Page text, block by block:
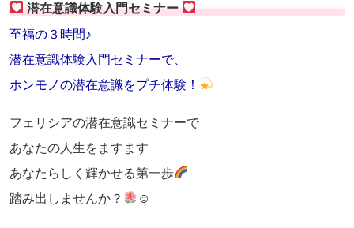
潜在意識体験入門セミナー
至福の３時間♪
潜在意識体験入門セミナーで、
ホンモノの潜在意識をプチ体験！
フェリシアの潜在意識セミナーで
あなたの人生をますます
あなたらしく輝かせる第一歩
踏み出しませんか？
☺